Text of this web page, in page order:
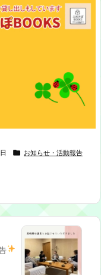
 お知らせ・活動報告